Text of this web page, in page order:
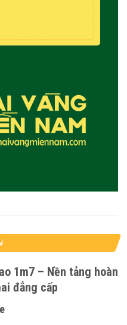
1m7 – Nền tảng hoàn
đẳng cấp